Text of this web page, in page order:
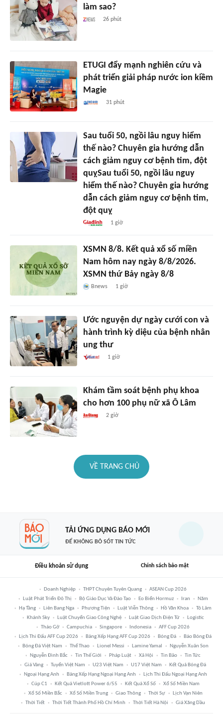
làm sao?
26 phút
ETUGI đẩy mạnh nghiên cứu và
phát triển giải pháp nước ion kiềm
Magie
31 phút
Sau tuổi 50, ngồi lâu nguy hiểm
thế nào? Chuyên gia hướng dẫn
cách giảm nguy cơ bệnh tim, đột
quỵSau tuổi 50, ngồi lâu nguy
hiểm thế nào? Chuyên gia hướng
dẫn cách giảm nguy cơ bệnh tim,
đột quỵ
1 giờ
XSMN 8/8. Kết quả xổ số miền
Nam hôm nay ngày 8/8/2026.
XSMN thứ Bảy ngày 8/8
Bnews 1 giờ
Ước nguyện dự ngày cưới con và
hành trình kỳ diệu của bệnh nhân
ung thư
1 giờ
Khám tầm soát bệnh phụ khoa
cho hơn 100 phụ nữ xã Ô Lâm
2 giờ
VỀ TRANG CHỦ
TẢI ỨNG DỤNG BÁO MỚI
ĐỂ KHÔNG BỎ SÓT TIN TỨC
Điều khoản sử dụng Chính sách bảo mật
Doanh Nghiệp THPT Chuyên Tuyên Quang
ASEAN Cup 2026
Luật Phát Triển Đô Thị
Bộ Giáo Dục Và Đào Tạo Eo Biển Hormuz Iran
Năm
Hạ Tầng
Liên Bang Nga Phương Tiện Luật Viễn Thông Hồ Văn Khoa
Tô Lâm
Khánh Sky
Luật Chuyển Giao Công Nghệ Luật Giao Dịch Điện Tử
Logistic
Tháo Gỡ
Campuchia Singapore Indonesia
AFF Cup 2026
Lịch Thi Đấu AFF Cup 2026
Bảng Xếp Hạng AFF Cup 2026 Bóng Đá
Báo Bóng Đá
Bóng Đá Việt Nam
Thể Thao Lionel Messi Lamine Yamal
Nguyễn Xuân Son
Nguyễn Đình Bắc
Tin Thế Giới Pháp Luật Xã Hội Tin Bão
Tin Tức
Giá Vàng
Tuyển Việt Nam U23 Việt Nam U17 Việt Nam
Kết Quả Bóng Đá
Ngoại Hạng Anh
Bảng Xếp Hạng Ngoại Hạng Anh
Lịch Thi Đấu Ngoại Hạng Anh
Cúp C1
Kết Quả Vietlott Power 6/55 Kết Quả Xổ Số
Xổ Số Miền Nam
Xổ Số Miền Bắc
Xổ Số Miền Trung Giao Thông Thời Sự
Lịch Vạn Niên
Thời Tiết
Thời Tiết Thành Phố Hồ Chí Minh Thời Tiết Hà Nội Giá Xăng Dầu